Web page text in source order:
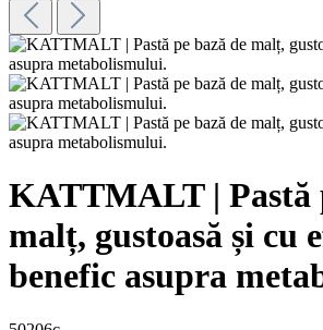
KATTMALT | Pastă
malț, gustoasă și cu
benefic asupra